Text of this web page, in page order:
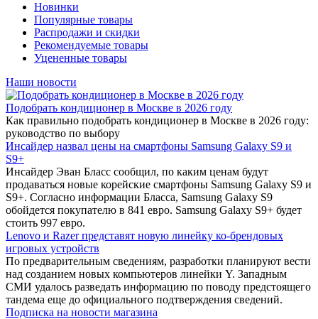
Новинки
Популярные товары
Распродажи и скидки
Рекомендуемые товары
Уцененные товары
Наши новости
Подобрать кондиционер в Москве в 2026 году
Как правильно подобрать кондиционер в Москве в 2026 году:
руководство по выбору
Инсайдер назвал цены на смартфоны Samsung Galaxy S9 и
S9+
Инсайдер Эван Бласс сообщил, по каким ценам будут
продаваться новые корейские смартфоны Samsung Galaxy S9 и
S9+. Согласно информации Бласса, Samsung Galaxy S9
обойдется покупателю в 841 евро. Samsung Galaxy S9+ будет
стоить 997 евро.
Lenovo и Razer представят новую линейку ко-брендовых
игровых устройств
По предварительным сведениям, разработки планируют вести
над созданием новых компьютеров линейки Y. Западным
СМИ удалось разведать информацию по поводу предстоящего
тандема еще до официального подтверждения сведений.
Подписка на новости магазина